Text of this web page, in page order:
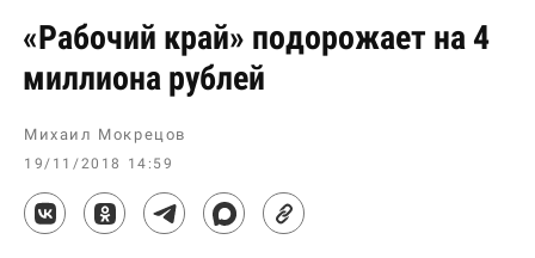
«Рабочий край» подорожает на 4
миллиона рублей
Михаил Мокрецов
19/11/2018 14:59